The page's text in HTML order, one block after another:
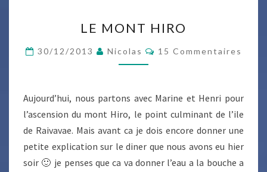
MONT
HIRO
LE MONT HIRO
30/12/2013 Nicolas Commentaires
15 Commentaires
Aujourd’hui, nous partons avec Marine et Henri pour
l’ascension du mont Hiro, le point culminant de l’ile
de Raivavae. Mais avant ca je dois encore donner une
petite explication sur le diner que nous avons eu hier
soir 🙂 je penses que ca va donner l’eau a la bouche a